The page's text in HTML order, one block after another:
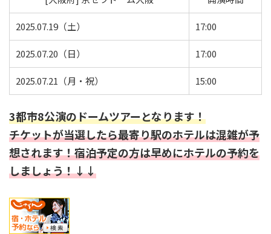
2025.07.19（土） 17:00
2025.07.20（日） 17:00
2025.07.21（月・祝） 15:00
3都市8公演のドームツアーとなります！
チケットが当選したら最寄り駅のホテルは混雑が予
想されます！宿泊予定の方は早めにホテルの予約を
しましょう！↓↓